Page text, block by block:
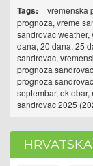
Tags:
vremenska
prognoza, vreme
sandrovac
dana, 20 dana, 25
sandrovac,
prognoza
prognoza
septembar,
sandrovac 2025
HRVATSKA